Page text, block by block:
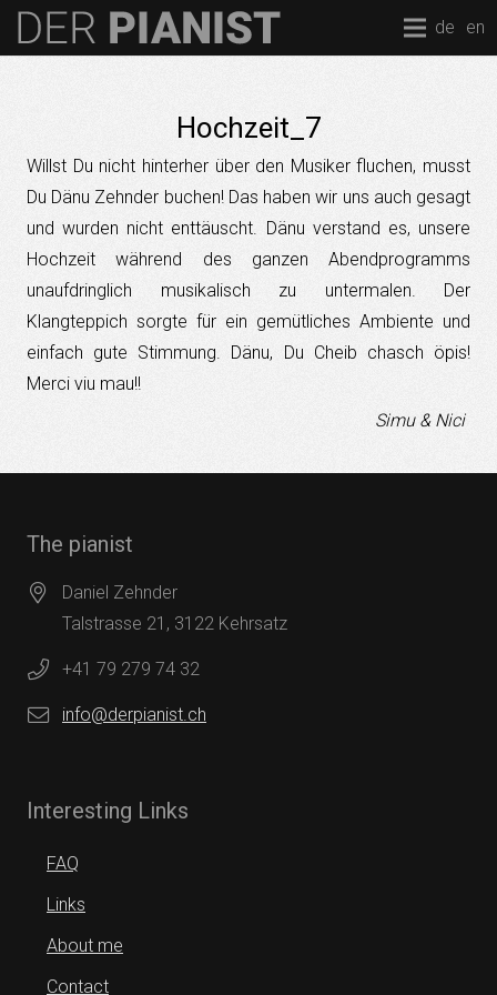
de en
Hochzeit_7
Willst Du nicht hinterher über den Musiker fluchen, musst
Du Dänu Zehnder buchen! Das haben wir uns auch gesagt
und wurden nicht enttäuscht. Dänu verstand es, unsere
Hochzeit während des ganzen Abendprogramms
unaufdringlich musikalisch zu untermalen. Der
Klangteppich sorgte für ein gemütliches Ambiente und
einfach gute Stimmung. Dänu, Du Cheib chasch öpis!
Merci viu mau!!
Simu & Nici
The pianist
Daniel Zehnder
Talstrasse 21, 3122 Kehrsatz
+41 79 279 74 32
info@derpianist.ch
Interesting Links
FAQ
Links
About me
Contact